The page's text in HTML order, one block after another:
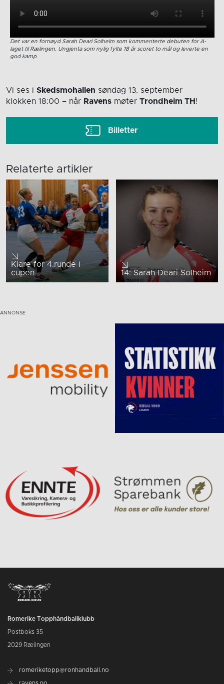
Det var en fornøyd Sarah Deari Solheim som kommenterte debuten for A-
laget til Rælingen. Ungjenta som nylig fylte 18 år scoret to mål og leverte en
god kamp.
Vi ses i Skedsmohallen søndag 13. september
klokken 18:00 – når Ravens møter Trondheim TH !
Billetter
Relaterte artikler
Klare for 4.runde i
cupen
14: Sarah Deari Solheim
Romerike Topphåndballklubb
Postboks 35
2029 Rælingen
romeriketopp@ronhandball.no